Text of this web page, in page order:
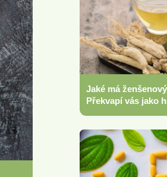
Jaké má
Překvapí vás jako